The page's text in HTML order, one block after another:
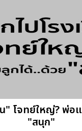
น" โจทย์ใหญ่? พ่อ
"สนุก"